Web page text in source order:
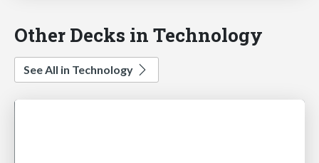
Other Decks in Technology
See All in Technology